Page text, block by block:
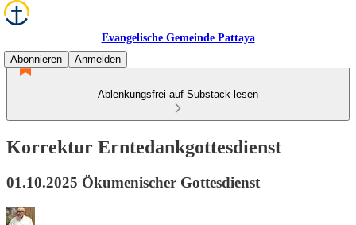
Evangelische Gemeinde Pattaya
Abonnieren
Anmelden
Ablenkungsfrei auf Substack lesen
Korrektur Erntedankgottesdienst
01.10.2025 Ökumenischer Gottesdienst